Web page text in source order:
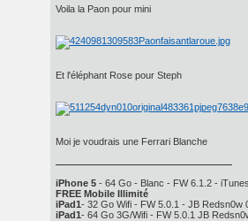
Voila la Paon pour mini
Et l'éléphant Rose pour Steph
Moi je voudrais une Ferrari Blanche
iPhone 5- 64 Go - Blanc - FW 6.1.2 -
FREE Mobile Illimité
iPad1- 32 Go Wifi - FW 5.0.1 - JB Redsn0w
iPad1- 64 Go 3G/Wifi - FW 5.0.1 JB